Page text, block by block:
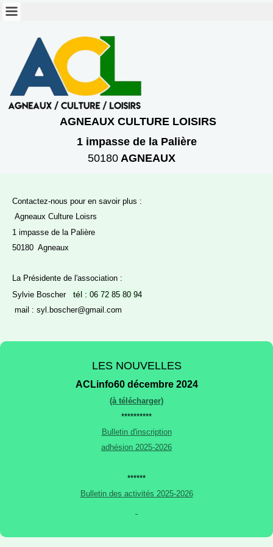
AGNEAUX CULTURE LOISIRS
1 impassede la Palière
50180AGNEAUX
Contactez-nous pour en savoir plus :
Agneaux Culture Loisrs
1 impasse de la Palière
50180 Agneaux
La Présidente de l'association :
Sylvie Boscher
tél : 06 72 85 80 94
mail : syl.boscher@gmail.com
LES NOUVELLES
ACLinfo60 décembre 2024
(à télécharger)
**********
Bulletin d'inscription
adhésion 2025-2026
******
Bulletin des activités 2025-2026